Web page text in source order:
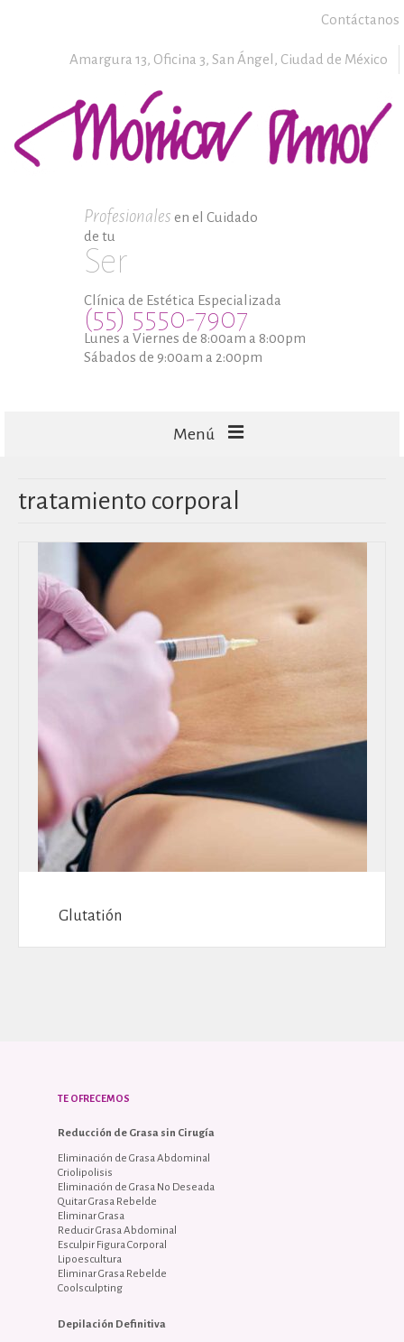
Contáctanos
Amargura 13, Oficina 3, San Ángel, Ciudad de México
Profesionales en el Cuidado
de tu
Ser
Clínica de Estética Especializada
(55) 5550-7907
Lunes a Viernes de 8:00am a 8:00pm
Sábados de 9:00am a 2:00pm
Menú
TECNOLOGÍA
tratamiento corporal
Glutatión
TE OFRECEMOS
Reducción de Grasa sin Cirugía
Eliminación de Grasa Abdominal
Criolipolisis
Eliminación de Grasa No Deseada
Quitar Grasa Rebelde
Eliminar Grasa
Reducir Grasa Abdominal
Esculpir Figura Corporal
Lipoescultura
Eliminar Grasa Rebelde
Coolsculpting
Depilación Definitiva